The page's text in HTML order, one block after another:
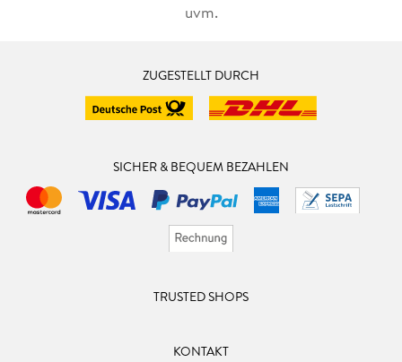
uvm.
ZUGESTELLT DURCH
SICHER & BEQUEM BEZAHLEN
TRUSTED SHOPS
KONTAKT